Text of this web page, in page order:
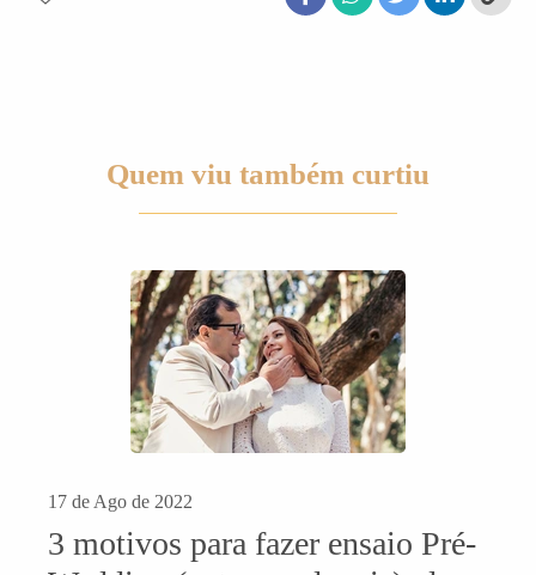
Quem viu também curtiu
17 de Ago de 2022
3 motivos para fazer ensaio Pré-